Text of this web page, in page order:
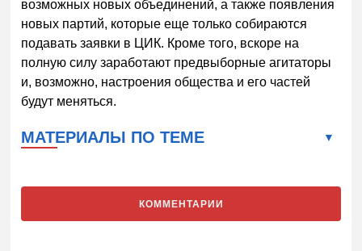
возможных новых объединений, а также появления
новых партий, которые еще только собираются
подавать заявки в ЦИК. Кроме того, вскоре на
полную силу заработают предвыборные агитаторы
и, возможно, настроения общества и его частей
будут меняться.
МАТЕРИАЛЫ ПО ТЕМЕ
КОММЕНТАРИИ